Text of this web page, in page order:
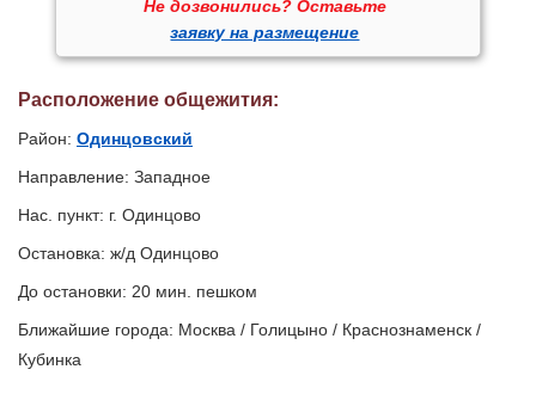
Не дозвонились? Оставьте
заявку на размещение
Расположение общежития:
Район: Одинцовский
Направление: Западное
Нас. пункт: г. Одинцово
Остановка: ж/д Одинцово
До остановки: 20 мин. пешком
Ближайшие города: Москва / Голицыно / Краснознаменск /
Кубинка